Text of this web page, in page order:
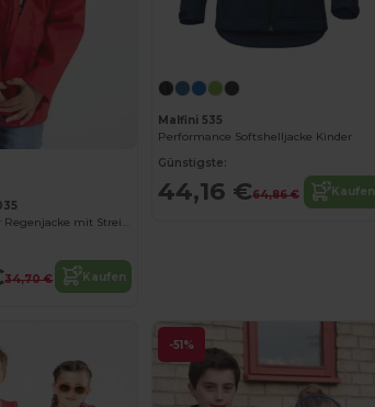
Larkwood Kinder Regenjacke mit Streifenfutter
34,70 € Kaufen
Malfini 535
Performance Softshelljacke Kinder
Günstigste:
44,16 €64,86 € Kaufen
-51%